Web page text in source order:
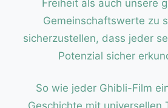
Freiheit als auch unsere
Gemeinschaftswerte zu
sicherzustellen, dass jeder
Potenzial sicher
So wie jeder Ghibli-Film
Geschichte mit universellen